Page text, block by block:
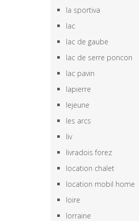
la sportiva
lac
lac de gaube
lac de serre poncon
lac pavin
lapierre
lejeune
les arcs
liv
livradois forez
location chalet
location mobil home
loire
lorraine